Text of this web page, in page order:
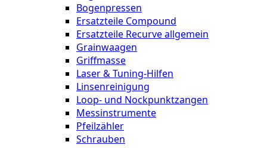
Bogenpressen
Ersatzteile Compound
Ersatzteile Recurve allgemein
Grainwaagen
Griffmasse
Laser & Tuning-Hilfen
Linsenreinigung
Loop- und Nockpunktzangen
Messinstrumente
Pfeilzähler
Schrauben